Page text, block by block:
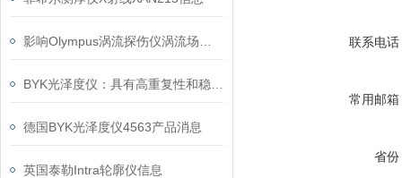
德国BYK光泽度仪4563产品消息
英国泰勒Intra轮廓仪信息
联系电话
常用邮箱
省份